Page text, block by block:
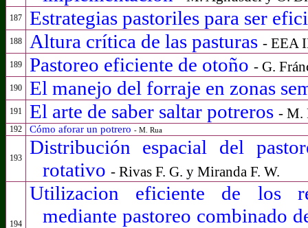
187 Estrategias pastoriles para ser
188 Altura crítica de las pasturas - EEA
189 Pastoreo eficiente de otoño - G.
190 El manejo del forraje en zonas
191 El arte de saber saltar potreros - M.
192 Cómo aforar un potrero - M. Rua
193
Distribución espacial del
rotativo - Rivas F. G. y Miranda F. W.
194
Utilizacion eficiente de los
mediante pastoreo combinado